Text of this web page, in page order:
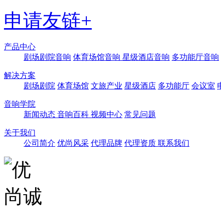
申请友链+
产品中心
剧场剧院音响 体育场馆音响 星级酒店音响 多功能厅音响
解决方案
剧场剧院 体育场馆 文旅产业 星级酒店 多功能厅 会议室
音响学院
新闻动态 音响百科 视频中心 常见问题
关于我们
公司简介 优尚风采 代理品牌 代理资质 联系我们